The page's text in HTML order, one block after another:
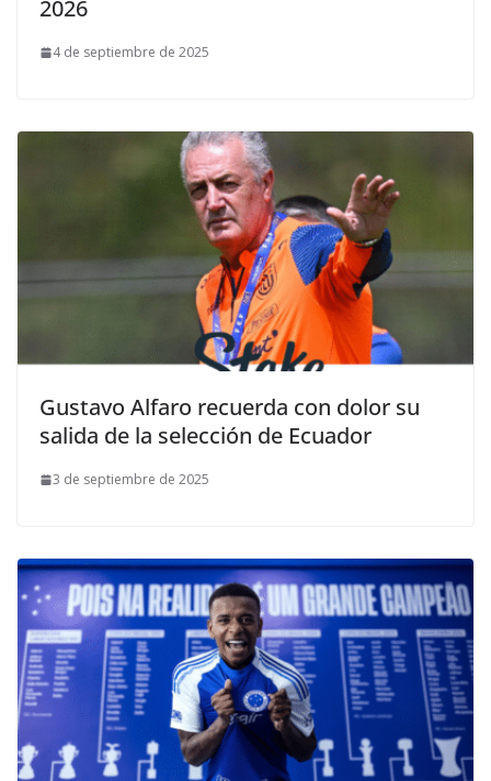
2026
4 de septiembre de 2025
Gustavo Alfaro recuerda con dolor su
salida de la selección de Ecuador
3 de septiembre de 2025